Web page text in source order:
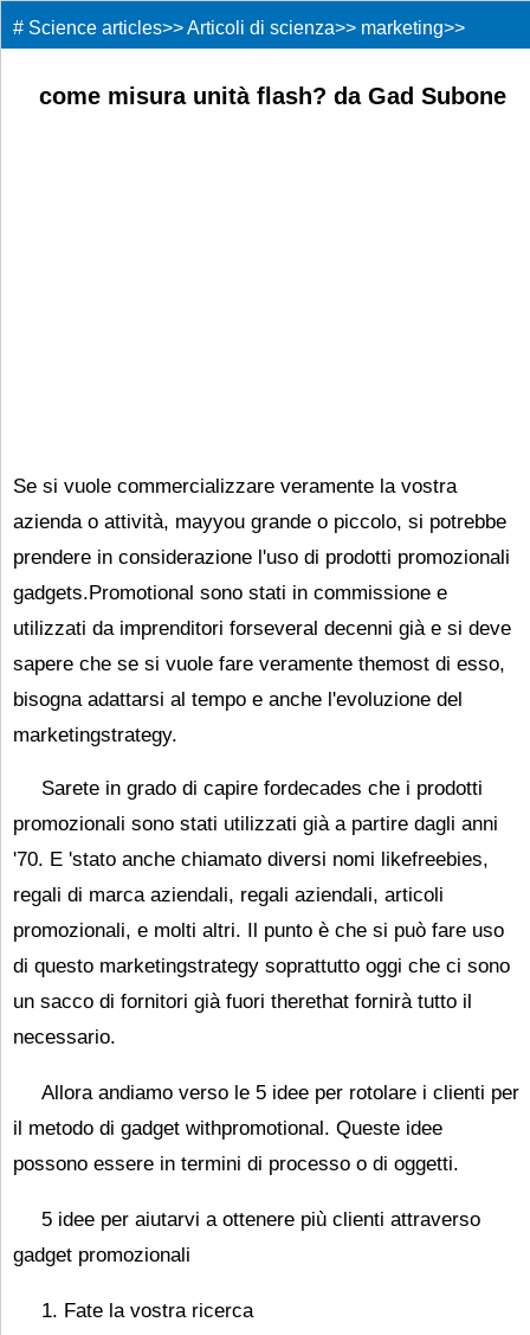
# Science articles>>Articoli di scienza>> marketing>>
come misura unità flash? da Gad Subone
Se si vuole commercializzare veramente la vostra
azienda o attività, mayyou grande o piccolo, si potrebbe
prendere in considerazione l'uso di prodotti promozionali
gadgets.Promotional sono stati in commissione e
utilizzati da imprenditori forseveral decenni già e si deve
sapere che se si vuole fare veramente themost di esso,
bisogna adattarsi al tempo e anche l'evoluzione del
marketingstrategy.
Sarete in grado di capire fordecades che i prodotti
promozionali sono stati utilizzati già a partire dagli anni
'70. E 'stato anche chiamato diversi nomi likefreebies,
regali di marca aziendali, regali aziendali, articoli
promozionali, e molti altri. Il punto è che si può fare uso
di questo marketingstrategy soprattutto oggi che ci sono
un sacco di fornitori già fuori therethat fornirà tutto il
necessario.
Allora andiamo verso le 5 idee per rotolare i clienti per
il metodo di gadget withpromotional. Queste idee
possono essere in termini di processo o di oggetti.
5 idee per aiutarvi a ottenere più clienti attraverso
gadget promozionali
1. Fate la vostra ricerca